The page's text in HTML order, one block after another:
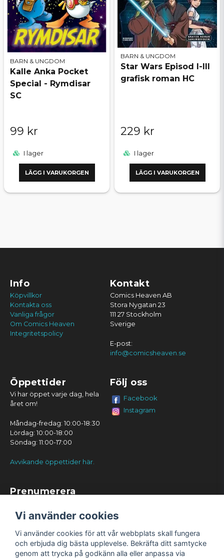
BARN & UNGDOM
Kalle Anka Pocket
Special - Rymdisar
SC
99 kr
I lager
LÄGG I VARUKORGEN
BARN & UNGDOM
Star Wars Episod I-III
grafisk roman HC
229 kr
I lager
LÄGG I VARUKORGEN
Info
Köpvillkor
Kontakta oss
Vanliga frågor
Om Comics Heaven
Integritetspolicy
Kontakt
Comics Heaven AB
Stora Nygatan 23
111 27 Stockholm
Sverige
E-post:
info@comicsheaven.se
Öppettider
Vi har öppet varje dag, hela
året om!
Måndag-fredag: 10:00-18:30
Lördag: 10:00-18:00
Söndag: 11:00-17:00
Avvikande öppettider här.
Följ oss
Facebook
Instagram
Prenumerera
Vi använder cookies
Vi använder cookies för att vår webbplats skall fungera
och erbjuda dig bästa upplevelse. Bekräfta ditt samtycke
genom att trycka på godkänn alla eller anpassa via